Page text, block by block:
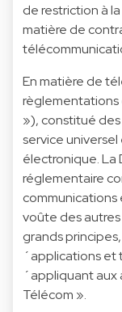
de restriction à
matière de
En matière de
règlementations
»), constitué
service
électronique. La
réglementaire
voûte des
grands
´applications et
´appliquant aux
Télécom ».